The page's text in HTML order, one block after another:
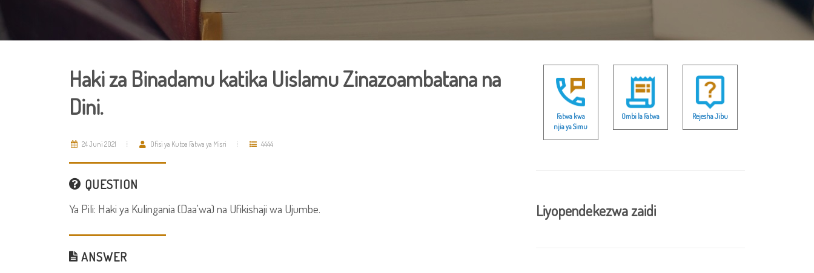
Haki za Binadamu katika Uislamu Zinazoambatana na
Dini.
24 Juni 2021 Ofisi ya Kutoa Fatwa ya Misri 4444
QUESTION
Ya Pili: Haki ya Kulingania (Daa'wa) na Ufikishaji wa Ujumbe.
ANSWER
Fatwa kwa
njia ya Simu
Ombi la Fatwa Rejesha Jibu
Liyopendekezwa zaidi